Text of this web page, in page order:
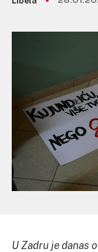
U Zadru je danas